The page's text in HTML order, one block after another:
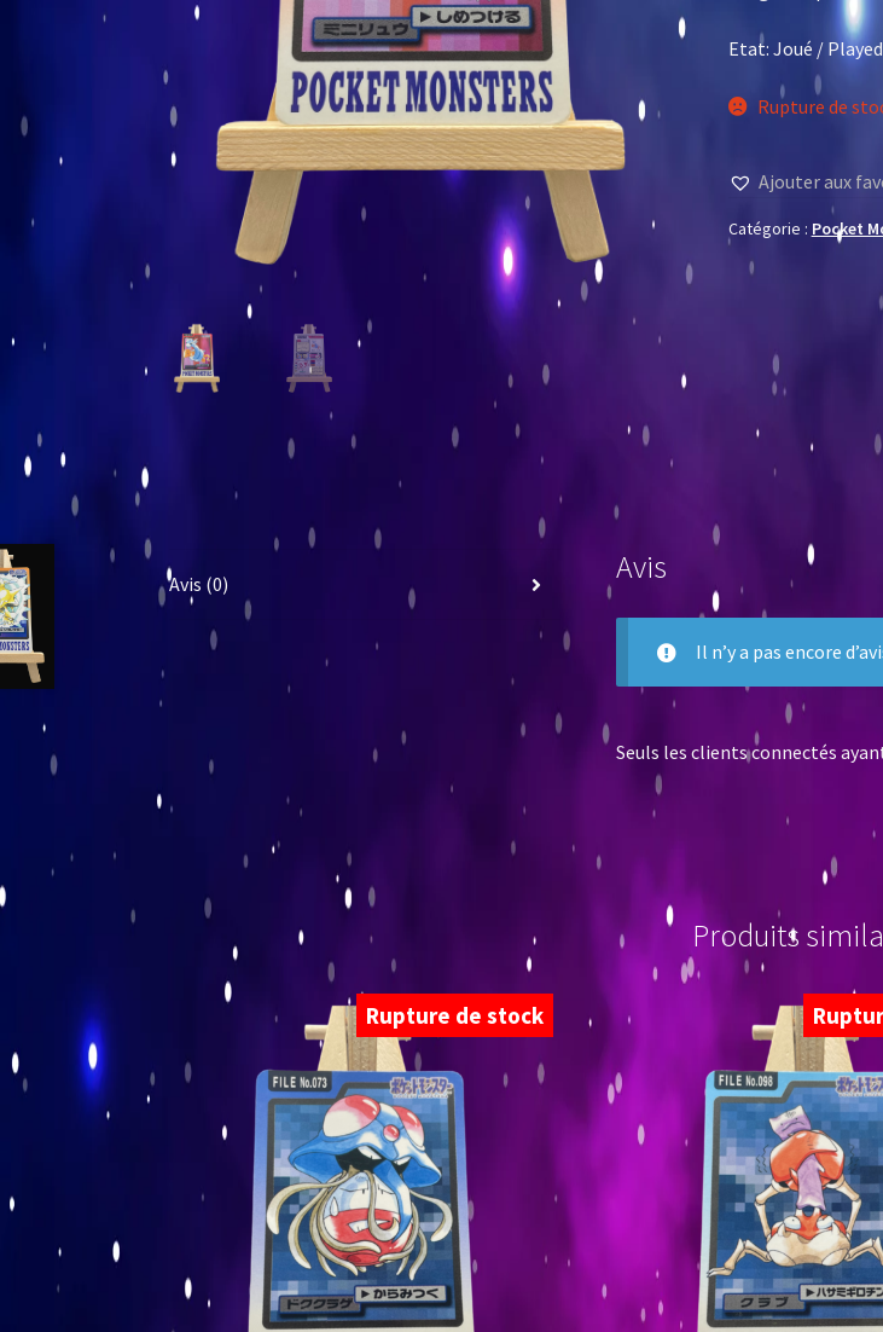
Etat: Joué / Played
Rupture de
Ajouter aux
Catégorie : Pocket
Avis (0) Avis
Il n’y a pas encore
Seuls les clients connectés
Produits
Rupture de stock